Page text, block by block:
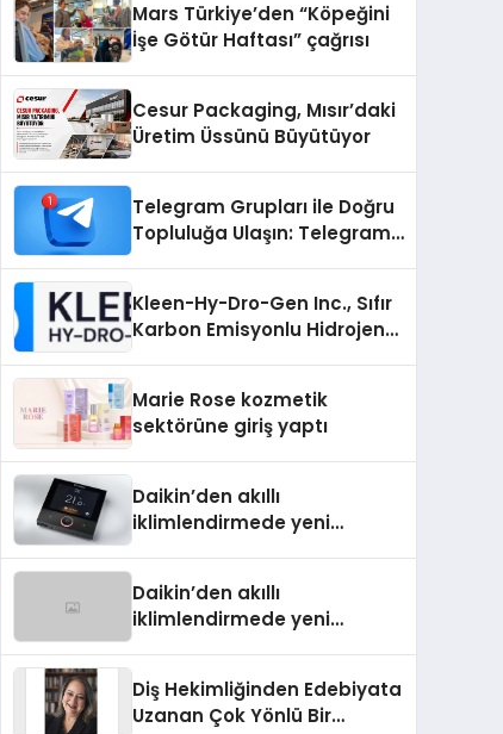
Mars Türkiye’den “Köpeğini
İşe Götür Haftası” çağrısı
Cesur Packaging, Mısır’daki
Üretim Üssünü Büyütüyor
Telegram Grupları ile Doğru
Topluluğa Ulaşın: Telegram
Kleen-Hy-Dro-Gen Inc., Sıfır
Karbon Emisyonlu Hidrojen
Aldı
Marie Rose kozmetik
sektörüne giriş yaptı
Daikin’den akıllı
iklimlendirmede yeni
Daikin’den akıllı
iklimlendirmede yeni
Diş Hekimliğinden Edebiyata
Uzanan Çok Yönlü Bir